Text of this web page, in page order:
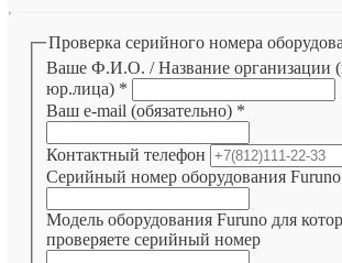
Проверка серийного номера
Ваше Ф.И.О. / Название организации
юр.лица) *
Ваш e-mail (обязательно) *
Контактный телефон
Серийный номер оборудования Furuno
Модель оборудования Furuno для
проверяете серийный номер